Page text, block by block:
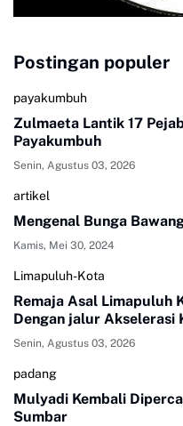
Postingan populer
payakumbuh
Zulmaeta Lantik 17
Payakumbuh
Senin, Agustus 03, 2026
artikel
Mengenal Bunga
Kamis, Mei 30, 2024
Limapuluh-Kota
Remaja Asal Limapuluh
Dengan jalur Akselerasi
Senin, Agustus 03, 2026
padang
Mulyadi Kembali
Sumbar